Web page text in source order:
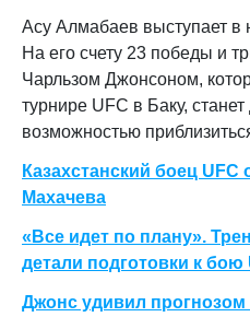
Асу Алмабаев выступает в
На его счету 23 победы и
Чарльзом Джонсоном,
турнире UFC в Баку, станет
возможностью
Казахстанский боец
Махачева
«Все идет по плану».
детали подготовки к бою
Джонс удивил